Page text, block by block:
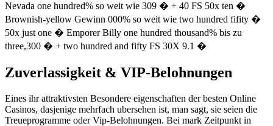
Nevada one hundred% so weit wie 309 � + 40 FS 50x ten �
Brownish-yellow Gewinn 000% so weit wie two hundred fifity �
50x just one � Emporer Billy one hundred thousand% bis zu
three,300 � + two hundred and fifty FS 30X 9.1 �
Zuverlassigkeit & VIP-Belohnungen
Eines ihr attraktivsten Besondere eigenschaften der besten Online
Casinos, dasjenige mehrfach ubersehen ist, man sagt, sie seien die
Treueprogramme oder Vip-Belohnungen. Bei mark Zeitpunkt in